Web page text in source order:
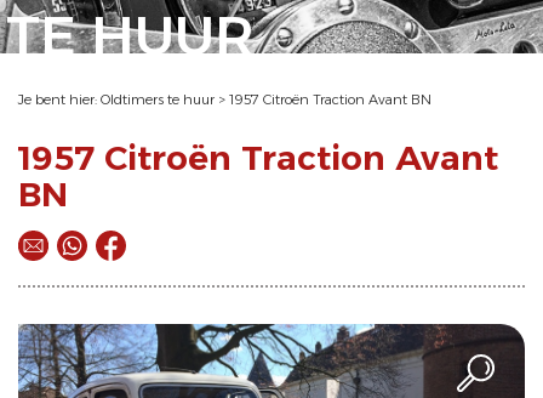
TE HUUR
Je bent hier: Oldtimers te huur > 1957 Citroën Traction Avant BN
1957 Citroën Traction Avant
BN